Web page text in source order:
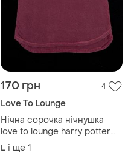
170 грн 4
Love To Lounge
Нічна сорочка нічнушка
love to lounge harry potter
трикотаж бавовна 100%
р.l\xl
L і ще 1